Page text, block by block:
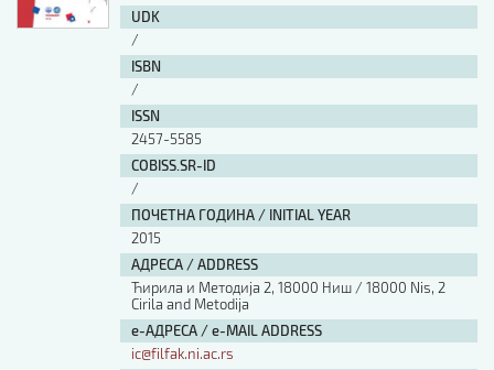
UDK
/
ISBN
/
ISSN
2457-5585
COBISS.SR-ID
/
ПОЧЕТНА ГОДИНА / INITIAL YEAR
2015
АДРЕСА / ADDRESS
Ћирила и Методија 2, 18000 Ниш / 18000 Nis, 2
Cirila and Metodija
е-АДРЕСА / e-MAIL ADDRESS
ic@filfak.ni.ac.rs